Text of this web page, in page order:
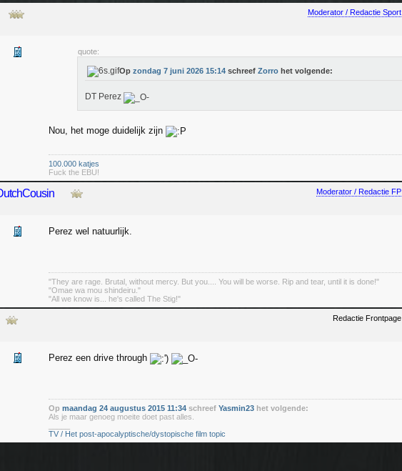
Moderator / Redactie Sport
quote:
Op zondag 7 juni 2026 15:14 schreef Zorro het volgende:
DT Perez
Nou, het moge duidelijk zijn
100.000 katjes
Fuck the EBU!
Moderator / Redactie FP
Perez wel natuurlijk.
"They are rage. Brutal, without mercy. But you.... You will be worse. Rip and tear, until it is done!"
"Omae wa mou shindeiru."
"All we know is... he's called The Stig!"
Redactie Frontpage
Perez een drive through
Op maandag 24 augustus 2015 11:34 schreef Yasmin23 het volgende:
Als je maar genoeg moeite doet past alles.
TV / Het post-apocalyptische/dystopische film topic